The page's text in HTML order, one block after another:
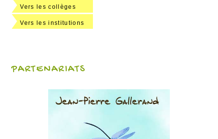
Vers les collèges
Vers les institutions
PARTENARIATS